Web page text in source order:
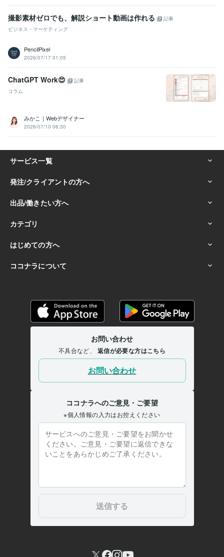
撮影素材ゼロでも、解説ショート動画は作れる
記事
ビジネス・マーケティング
PencilPixel
2026/07/17 01:05
ChatGPT Work😍
記事
コラム
みかこ｜Webデザイナー
2026/07/10 06:30